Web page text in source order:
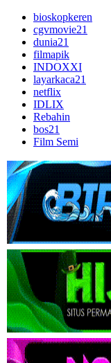
bioskopkeren
cgvmovie21
dunia21
filmapik
INDOXXI
layarkaca21
netflix
IDLIX
Rebahin
bos21
Film Semi